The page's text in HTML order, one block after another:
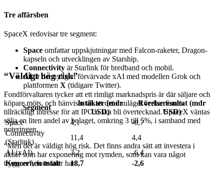
Tre affärsben
SpaceX redovisar tre segment:
Space omfattar uppskjutningar med Falcon-raketer, Dragon-
kapseln och utvecklingen av Starship.
Connectivity är Starlink för bredband och mobil.
AIär det nyligen förvärvade xAI med modellen Grok och
plattformen X (tidigare Twitter).
Segment
Intäkter (mdr
USD)
Rörelseresultat (mdr
USD)
Space
4,1
-0,7
Connectivity
(Starlink)
11,4
4,4
AI (xAI)
3,2
-6,4
Koncernen totalt
18,7 -2,6
“Väldigt hög risk”
Fondförvaltaren tycker att ett rimligt marknadspris är där säljare och
köpare möts, och hänvisar till att det i nuläget verkar finnas
tillräckligt intresse för att IPO:n ska bli övertecknad. SpaceX väntas
sälja en liten andel av bolaget, omkring 3 till 5%, i samband med
noteringen.
“Men det är väldigt hög risk. Det finns andra sätt att investera i
aktier som har exponering mot rymden, som kan vara något
tryggare”, fortsätter han.